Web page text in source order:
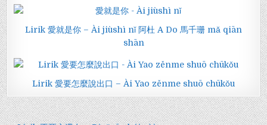
Lirik 愛就是你 – Ài jiùshì nǐ 阿杜 A Do 馬千珊 mǎ qiān
shān
Lirik 愛要怎麼說出口 – Ài Yao zěnme shuō chūkǒu